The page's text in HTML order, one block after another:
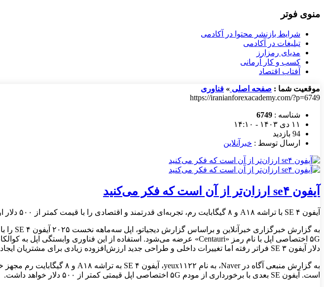
منوی فوتر
شرایط بازنشر محتوا در آکادمی
تبلیغات در آکادمی
مدیای رمزارز
کسب و کار آرمانی
آفتاب اقتصاد
موقعیت شما : صفحه اصلی » فناوری
https://iranianforexacademy.com/?p=6749
شناسه : 6749
۱۱ دی ۱۴۰۳ - ۱۴:۱۰
94 بازدید
ارسال توسط : خبرآنلاین
آیفون se۴ ارزان‌تر از آن است که فکر می‌کنید
آیفون SE ۴ با تراشه A۱۸ و ۸ گیگابایت رم، تجربه‌ای قدرتمند و اقتصادی را با قیمت کمتر از ۵۰۰ دلار ارائه می‌دهد.
دلار آیفون SE ۳ فراتر رفته اما تغییرات داخلی و طراحی جدید ارزش‌افزوده زیادی برای مشتریان ایجاد خواهد کرد.
است. آیفون SE بعدی با برخورداری از مودم ۵G اختصاصی اپل قیمتی کمتر از ۵۰۰ دلار خواهد داشت.